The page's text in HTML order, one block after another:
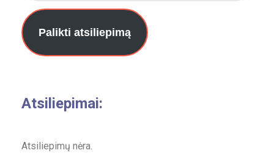
Palikti atsiliepimą
Atsiliepimai:
Atsiliepimų nėra.